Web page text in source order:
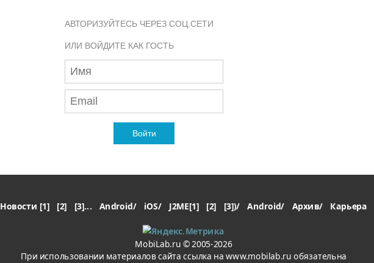
АВТОРИЗУЙТЕСЬ ЧЕРЕЗ СОЦ.СЕТИ
ИЛИ ВОЙДИТЕ КАК ГОСТЬ
Войти
Новости [1] [2] [3]... Android/ iOS/ J2ME[1] [2] [3])/ Android/ Архив/ Карьера
MobiLab.ru © 2005-2026
При использовании материалов сайта ссылка на www.mobilab.ru обязательна